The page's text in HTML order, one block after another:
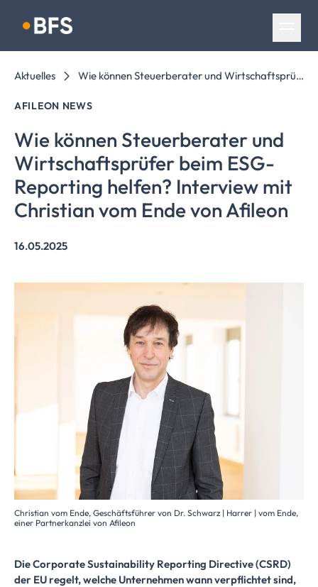
Navigation überspringen
Aktuelles Wie können Steuerberater und Wirtschaftsprüfer beim ESG-Reporting helfen? Interview mit Christian vom Ende von Afileon
AFILEON NEWS
Wie können Steuerberater und
Wirtschaftsprüfer beim ESG-
Reporting helfen? Interview mit
Christian vom Ende von Afileon
16.05.2025
Christian vom Ende, Geschäftsführer von Dr. Schwarz | Harrer | vom Ende,
einer Partnerkanzlei von Afileon
Die Corporate Sustainability Reporting Directive (CSRD)
der EU regelt, welche Unternehmen wann verpflichtet sind,